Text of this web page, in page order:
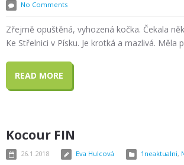
No Comments
Zřejmě opuštěná, vyhozená kočka. Čekala
Ke Střelnici v Písku. Je krotká a mazlivá. Měla
READ MORE
Kocour FIN
26.1.2018 Eva Hulcová 1neaktualni,